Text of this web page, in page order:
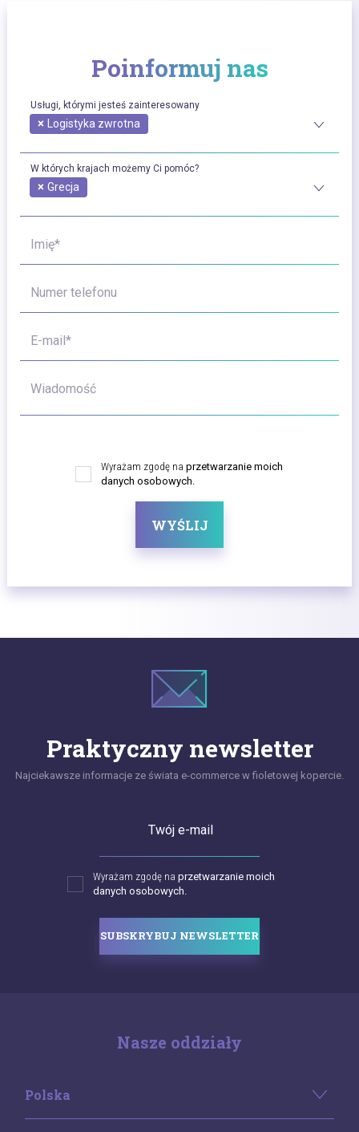
Poinformuj nas
Usługi, którymi jesteś zainteresowany
× Logistyka zwrotna
W których krajach możemy Ci pomóc?
× Grecja
Imię*
Numer telefonu
E-mail*
Wiadomość
Wyrażam zgodę na przetwarzanie moich
danych osobowych.
WYŚLIJ
Praktyczny newsletter
Najciekawsze informacje ze świata e-commerce w fioletowej kopercie.
Twój e-mail
Wyrażam zgodę na przetwarzanie moich
danych osobowych.
SUBSKRYBUJ NEWSLETTER
Nasze oddziały
Polska